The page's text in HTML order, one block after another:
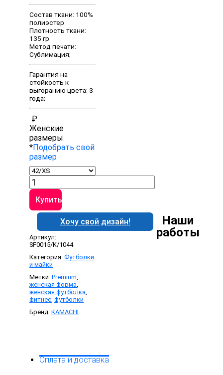
Состав ткани: 100%
полиэстер
Плотность ткани:
135 гр
Метод печати:
Сублимация;
Гарантия на
стойкость к
выгоранию цвета: 3
года;
₽
Женские
размеры
*Подобрать свой
размер
Количество
товара
Футболка
SF0017/K/1044
Купить
Хочу свой дизайн!
Артикул:
SF0015/K/1044
Категория: Футболки
и майки
Метки: Premium
женская форма
женская футболка
фитнес футболки
Бренд: KAMACHI
Оплата и доставка
Наши
работы